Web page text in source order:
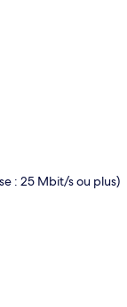
: 25 Mbit/s ou plus)